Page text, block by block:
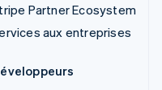
Partner Ecosystem
aux entreprises